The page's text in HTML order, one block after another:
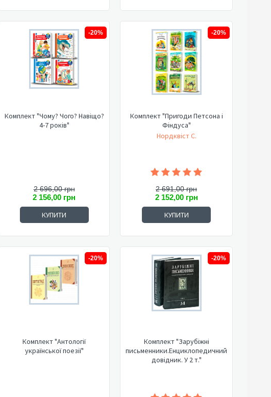
-20%
Комплект "Чому? Чого? Навіщо?
4-7 років"
2 696,00 грн
2 156,00 грн
КУПИТИ
-20%
Комплект "Пригоди Петсона і
Фіндуса"
Нордквіст С.
2 691,00 грн
2 152,00 грн
КУПИТИ
-20%
Комплект "Антології
української поезії"
-20%
Комплект "Зарубіжні
письменники.Енциклопедичний
довідник. У 2 т."